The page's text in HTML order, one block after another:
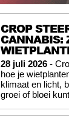
CROP
CANNABIS:
28 juli 2026 -
hoe je
klimaat en licht,
groei of bloei